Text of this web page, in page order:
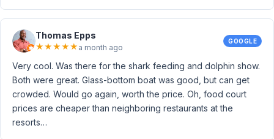
Thomas Epps
★★★★★ a month ago
GOOGLE
Very cool. Was there for the shark feeding and dolphin show.
Both were great. Glass-bottom boat was good, but can get
crowded. Would go again, worth the price. Oh, food court
prices are cheaper than neighboring restaurants at the
resorts…